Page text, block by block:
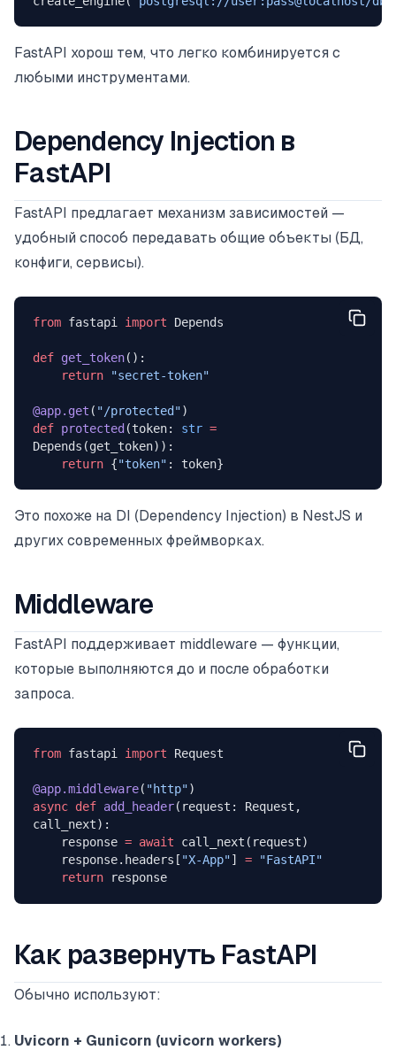
FastAPI хорош тем, что легко комбинируется с
любыми инструментами.
Dependency Injection в
FastAPI
FastAPI предлагает механизм зависимостей —
удобный способ передавать общие объекты (БД,
конфиги, сервисы).
from fastapi import Depends
def get_token():
    return
"secret-token"
@app.get ( "/protected")
def protected (token: str =
Depends(get_token)):
    return
{"token" : token}
Это похоже на DI (Dependency Injection) в NestJS и
других современных фреймворках.
Middleware
FastAPI поддерживает middleware — функции,
которые выполняются до и после обработки
запроса.
from fastapi import Request
@app.middleware( "http")
async def add_header(request: Request,
call_next):
    response
= await call_next(request)
    response.headers[
"X-App"] = "FastAPI"
    return
response
Как развернуть FastAPI
Обычно используют:
Uvicorn + Gunicorn (uvicorn workers)